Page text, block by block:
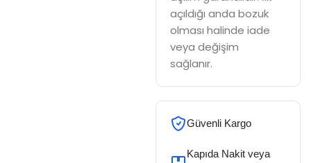
açıldığı anda bozuk
olması halinde iade
veya değişim
sağlanır.
Güvenli Kargo
Kapıda Nakit veya